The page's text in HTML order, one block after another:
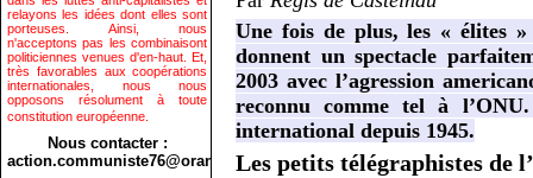
relayons les idées dont elles sont
porteuses. Ainsi, nous
n'acceptons pas les combinaisont
politiciennes venues d'en-haut. Et,
très favorables aux coopérations
internationales, nous nous
opposons résolument à toute
constitution européenne.
Nous contacter :
action.communiste76@orange.fr>
Une fois de plus, les « élites
donnent un spectacle
2003 avec l’agression
reconnu comme tel à
international depuis 1945.
Les petits télégraphistes de